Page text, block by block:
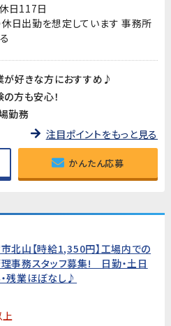
日117日
日出勤を想定しています 事務所
が好きな方におすすめ♪
方も安心！
勤務
注目ポイントをもっと見る
かんたん応募
北山【時給1,350円】工場内での
事務スタッフ募集! 日勤・土日
残業ほぼなし♪